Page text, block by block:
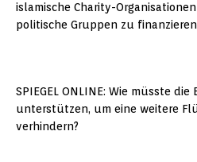
islamische Charity-
politische Gruppen zu
SPIEGEL ONLINE: Wie müsste
unterstützen, um eine weitere
verhindern?